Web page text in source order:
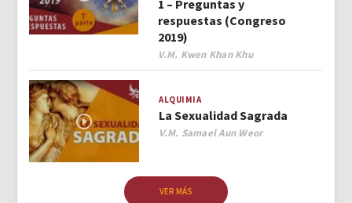
1 – Preguntas y
respuestas (Congreso
2019)
Author
V.M. Kwen Khan Khu
ALQUIMIA
La Sexualidad Sagrada
Author
V.M. Samael Aun Weor
VER MÁS